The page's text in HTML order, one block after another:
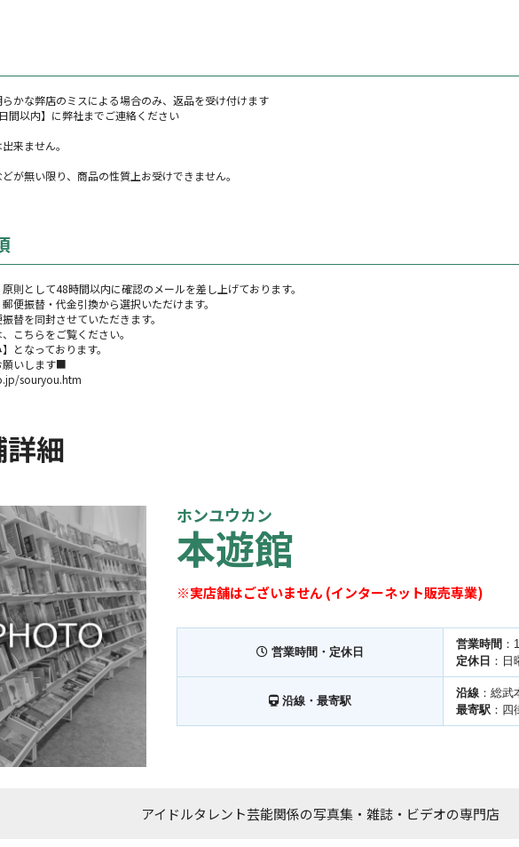
かな弊店のミスによる場合のみ、返品を受け付けます
間以内】に弊社までご連絡ください
来ません。
が無い限り、商品の性質上お受けできません。
則として48時間以内に確認のメールを差し上げております。
便振替・代金引換から選択いただけます。
替を同封させていただきます。
こちらをご覧ください。
となっております。
願いします■
souryou.htm
細
ホンユウカン
本遊館
※実店舗はございません (インターネット販売専業)
営業時間・定休日
営業時間
定休日 ：日
沿線・最寄駅
沿線 ：総武
最寄駅 ：四
アイドルタレント芸能関係の写真集・雑誌・ビデオの専門店